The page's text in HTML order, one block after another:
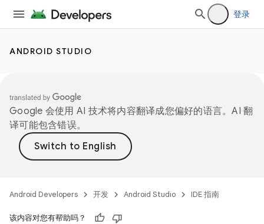
登录
ANDROID STUDIO
Google 会使用 AI 技术将内容翻译成您偏好的语言。AI 翻
译可能包含错误。
Android Developers 开发 Android Studio IDE 指南
该内容对您有帮助吗？